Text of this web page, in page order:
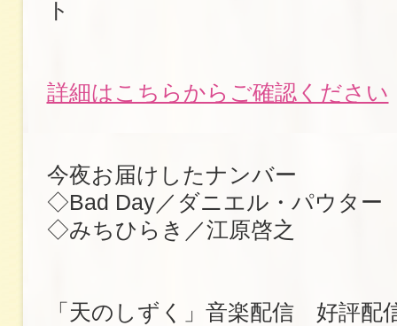
ト
詳細はこちらからご確認ください
今夜お届けしたナンバー
◇Bad Day／ダニエル・パウター
◇みちひらき／江原啓之
「天のしずく」音楽配信 好評配